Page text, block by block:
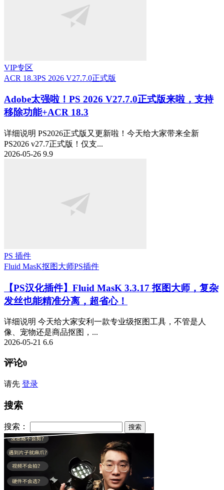
VIP专区
ACR 18.3PS 2026 V27.7.0正式版
Adobe太强啦！PS 2026 V27.7.0正式版来啦，支持
移除功能+ACR 18.3
详细说明 PS2026正式版又更新啦！今天给大家带来全新
PS2026 v27.7正式版！仅支...
2026-05-26 9.9
PS 插件
Fluid MasK抠图大师PS插件
【PS汉化插件】Fluid MasK 3.3.17 抠图大师，复杂
发丝也能精准分离，超省心！
详细说明 今天给大家安利一款专业级抠图工具，不管是人
像、宠物还是商品抠图，...
2026-05-21 6.6
评论0
请先 登录
搜索
搜索：